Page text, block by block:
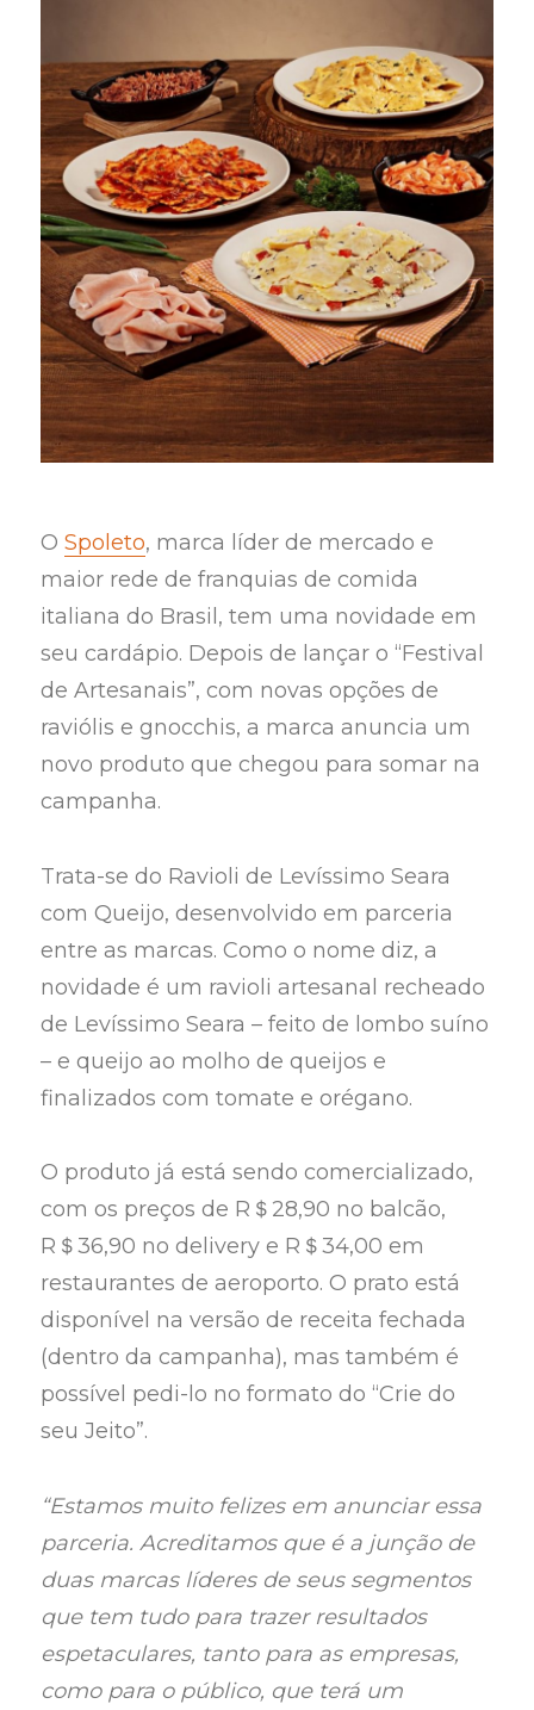
OSpoleto, marca líder de mercado e
maior rede de franquias de comida
italiana do Brasil, tem uma novidade em
seu cardápio. Depois de lançar o “Festival
de Artesanais”, com novas opções de
raviólis e gnocchis, a marca anuncia um
novo produto que chegou para somar na
campanha.
Trata-se do Ravioli de Levíssimo Seara
com Queijo, desenvolvido em parceria
entre as marcas. Como o nome diz, a
novidade é um ravioli artesanal recheado
de Levíssimo Seara – feito de lombo suíno
– e queijo ao molho de queijos e
finalizados com tomate e orégano.
O produto já está sendo comercializado,
com os preços de R＄28,90 no balcão,
R＄36,90 no delivery e R＄34,00 em
restaurantes de aeroporto. O prato está
disponível na versão de receita fechada
(dentro da campanha), mas também é
possível pedi-lo no formato do “Crie do
seu Jeito”.
“Estamos muito felizes em anunciar essa
parceria. Acreditamos que é a junção de
duas marcas líderes de seus segmentos
que tem tudo para trazer resultados
espetaculares, tanto para as empresas,
como para o público, que terá um